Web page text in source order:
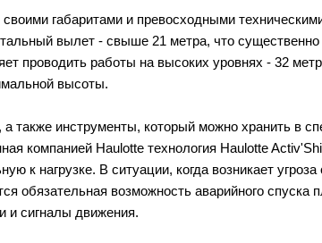
габаритами и превосходными
вылет - свыше 21 метра, что
проводить работы на высоких уровнях - 32
высоты.
также инструменты, который можно хранить в
компанией Haulotte технология Haulotte
к нагрузке. В ситуации, когда возникает
обязательная возможность аварийного
и сигналы движения.